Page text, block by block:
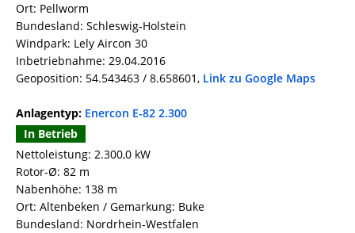
Ort: Pellworm
Bundesland: Schleswig-Holstein
Windpark: Lely Aircon 30
Inbetriebnahme: 29.04.2016
Geoposition: 54.543463 / 8.658601, Link zu Google Maps
Anlagentyp: Enercon E-82 2.300
In Betrieb
Nettoleistung: 2.300,0 kW
Rotor-Ø: 82 m
Nabenhöhe: 138 m
Ort: Altenbeken / Gemarkung: Buke
Bundesland: Nordrhein-Westfalen